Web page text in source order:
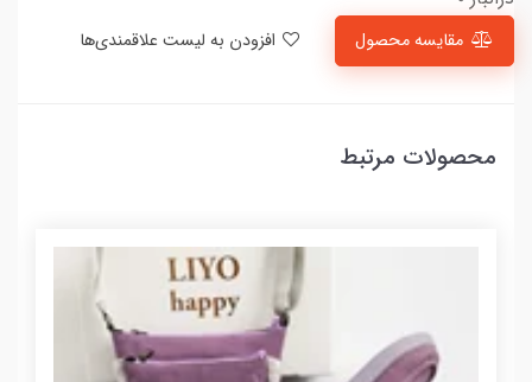
مقایسه محصول
محصولات مرتبط